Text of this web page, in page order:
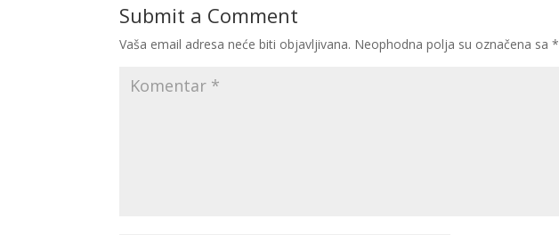
Submit a Comment
Vaša email adresa neće biti objavljivana. Neophodna polja su označena sa*